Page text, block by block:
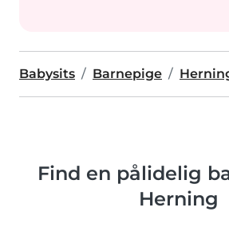
Babysits Barnepige
Find en pålidelig
Herning